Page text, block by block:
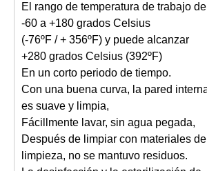
El rango de temperatura de trabajo de
-60 a +180 grados Celsius
(-76ºF / + 356ºF) y puede alcanzar
+280 grados Celsius (392ºF)
En un corto periodo de tiempo.
Con una buena curva, la pared
es suave y limpia,
Fácillmente lavar, sin agua pegada,
Después de limpiar con materiales de
limpieza, no se mantuvo residuos.